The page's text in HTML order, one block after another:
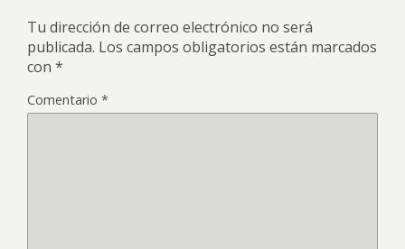
Tu dirección de correo electrónico no será
publicada. Los campos obligatorios están marcados
con *
Comentario *